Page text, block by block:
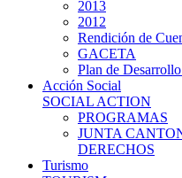
2013
2012
Rendición de
GACETA
Plan de
Acción Social
SOCIAL ACTION
PROGRAMAS
JUNTA
DERECHOS
Turismo